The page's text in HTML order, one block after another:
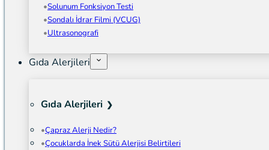
Solunum Fonksiyon Testi
Sondalı İdrar Filmi (VCUG)
Ultrasonografi
Gıda Alerjileri
Gıda Alerjileri
Çapraz Alerji Nedir?
Çocuklarda İnek Sütü Alerjisi Belirtileri